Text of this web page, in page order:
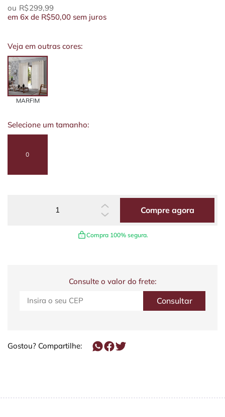
R$299,99
em 6x de R$50,00 sem juros
Veja em outras cores:
MARFIM
Selecione um tamanho:
0
Compre agora
Compra 100% segura.
Consulte o valor do frete:
Gostou? Compartilhe: